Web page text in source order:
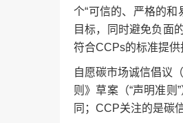
个“可信的、严格的
目标，同时避免负面
符合CCPs的标准提供
自愿碳市场诚信倡议
则》草案（“声明准
同；CCP关注的是碳